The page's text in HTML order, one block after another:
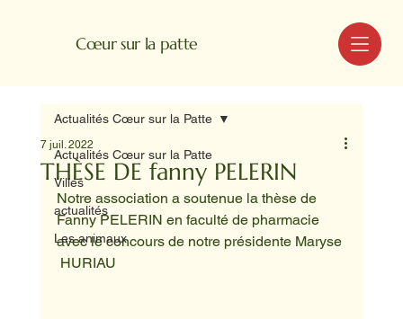
Cœur sur la patte MENU
Actualités Cœur sur la Patte
Villes
actualités
Les animaux
Actualités Cœur sur la Patte
THÈSE DE fanny PELERIN
7 juil. 2022
Notre association a soutenue la thèse de
Fanny PELERIN en faculté de pharmacie
avec le concours de notre présidente Maryse
HURIAU